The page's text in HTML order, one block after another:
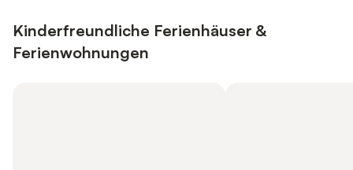
Kinderfreundliche Ferienhäuser &
Ferienwohnungen